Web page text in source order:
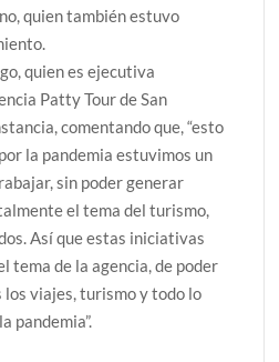
quien también estuvo
quien es ejecutiva
Patty Tour de San
comentando que, “esto
la pandemia estuvimos un
sin poder generar
el tema del turismo,
Así que estas iniciativas
tema de la agencia, de poder
viajes, turismo y todo lo
pandemia”.